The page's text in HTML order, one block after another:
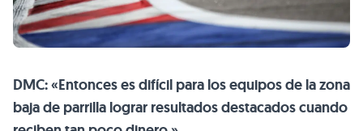
DMC: «Entonces es difícil para los equipos de la zona
baja de parrilla lograr resultados destacados cuando